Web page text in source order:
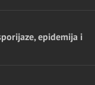
epidemija i